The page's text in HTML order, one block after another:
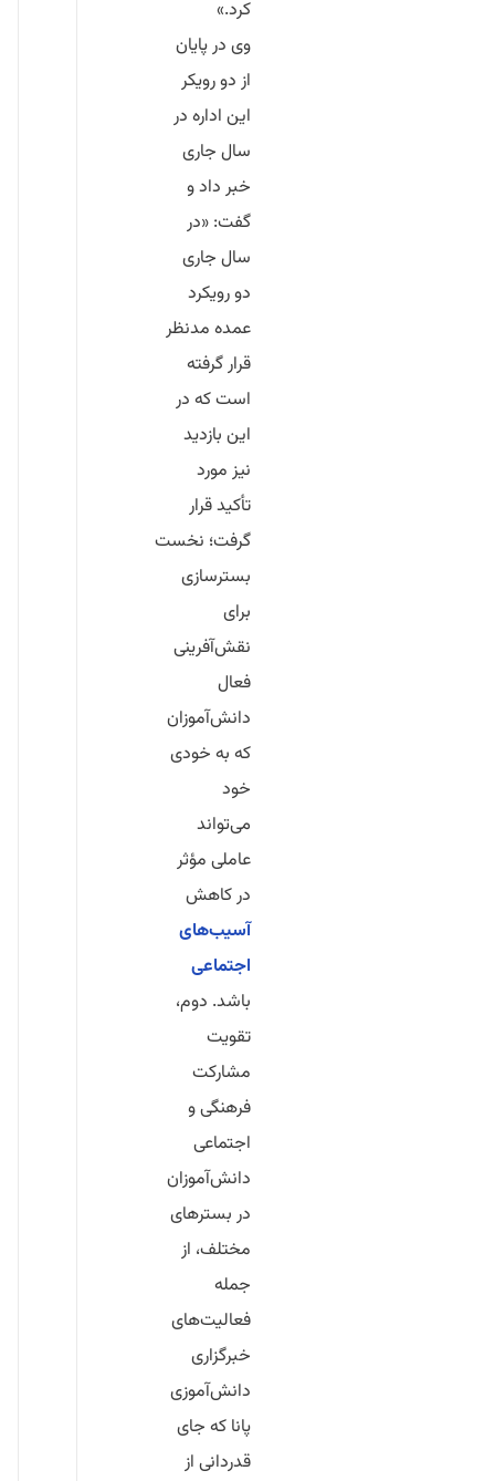
کرد.»
وی در پایان
از دو رویکر
این اداره در
سال جاری
خبر داد و
گفت: «در
سال جاری
دو رویکرد
عمده مدنظر
قرار گرفته
است که در
این بازدید
نیز مورد
تأکید قرار
گرفت؛ نخست
بسترسازی
برای
نقش‌آفرینی
فعال
دانش‌آموزان
که به خودی
خود
می‌تواند
عاملی مؤثر
در کاهش
آسیب‌های
اجتماعی
باشد. دوم،
تقویت
مشارکت
فرهنگی و
اجتماعی
دانش‌آموزان
در بسترهای
مختلف، از
جمله
فعالیت‌های
خبرگزاری
دانش‌آموزی
پانا که جای
قدردانی از